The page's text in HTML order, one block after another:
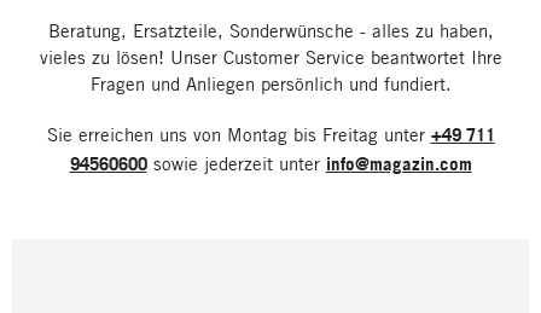
Beratung, Ersatzteile, Sonderwünsche - alles zu haben,
vieles zu lösen! Unser Customer Service beantwortet Ihre
Fragen und Anliegen persönlich und fundiert.
Sie erreichen uns von Montag bis Freitag unter +49 711
94560600sowie jederzeit unter info@magazin.com